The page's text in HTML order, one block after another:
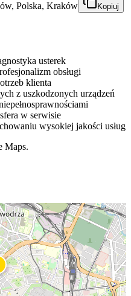
Polska, Kraków Kopiuj
usterek
obsługi
klienta
z uszkodzonych urządzeń
w serwisie
wysokiej jakości usług
Maps.